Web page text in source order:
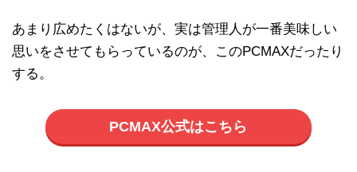
あまり広めたくはないが、実は管理人が一番美味しい
思いをさせてもらっているのが、このPCMAXだったり
する。
PCMAX公式はこちら